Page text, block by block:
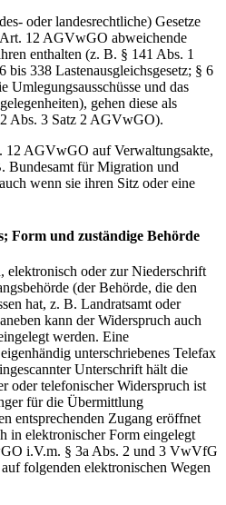
oder landesrechtliche) Gesetze
12 AGVwGO abweichende
enthalten (z. B. § 141 Abs. 1
bis 338 Lastenausgleichsgesetz; § 6
Umlegungsausschüsse und das
gehen diese als
Abs. 3 Satz 2 AGVwGO).
12 AGVwGO auf Verwaltungsakte,
Bundesamt für Migration und
wenn sie ihren Sitz oder eine
Form und zuständige Behörde
elektronisch oder zur Niederschrift
(der Behörde, die den
hat, z. B. Landratsamt oder
kann der Widerspruch auch
werden. Eine
unterschriebenes Telefax
Unterschrift hält die
oder telefonischer Widerspruch ist
für die Übermittlung
entsprechenden Zugang eröffnet
in elektronischer Form eingelegt
i.V.m. § 3a Abs. 2 und 3 VwVfG
folgenden elektronischen Wegen